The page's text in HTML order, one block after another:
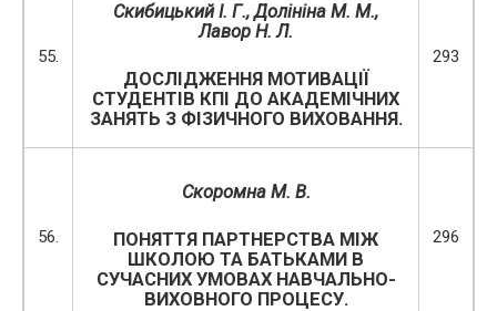
55.
Скибицький І. Г., Долініна М. М.,
Лавор Н. Л.
ДОСЛІДЖЕННЯ МОТИВАЦІЇ
СТУДЕНТІВ КПІ ДО АКАДЕМІЧНИХ
ЗАНЯТЬ З ФІЗИЧНОГО ВИХОВАННЯ.
293
56.
Скоромна М. В.
ПОНЯТТЯ ПАРТНЕРСТВА МІЖ
ШКОЛОЮ ТА БАТЬКАМИ В
СУЧАСНИХ УМОВАХ НАВЧАЛЬНО-
ВИХОВНОГО ПРОЦЕСУ.
296